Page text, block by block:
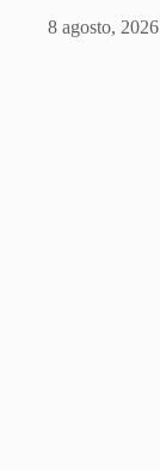
8 agosto, 2026